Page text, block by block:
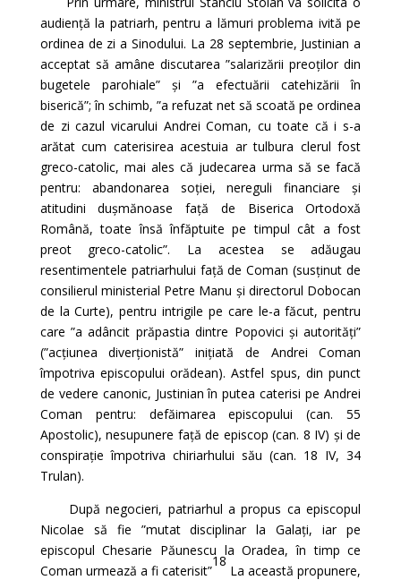
audiență la patriarh, pentru a lămuri problema ivită pe
ordinea de zi a Sinodului. La 28 septembrie, Justinian a
acceptat să amâne discutarea ”salarizării preoților din
bugetele parohiale” și ”a efectuării catehizării în
biserică”; în schimb, ”a refuzat net să scoată pe ordinea
de zi cazul vicarului Andrei Coman, cu toate că i s-a
arătat cum caterisirea acestuia ar tulbura clerul fost
greco-catolic, mai ales că judecarea urma să se facă
pentru: abandonarea soției, nereguli financiare și
atitudini dușmănoase față de Biserica Ortodoxă
Română, toate însă înfăptuite pe timpul cât a fost
preot greco-catolic”. La acestea se adăugau
resentimentele patriarhului față de Coman (susținut de
consilierul ministerial Petre Manu și directorul Dobocan
de la Curte), pentru intrigile pe care le-a făcut, pentru
care ”a adâncit prăpastia dintre Popovici și autorități”
(”acțiunea diverționistă” inițiată de Andrei Coman
împotriva episcopului orădean). Astfel spus, din punct
de vedere canonic, Justinian în putea caterisi pe Andrei
Coman pentru: defăimarea episcopului (can. 55
Apostolic), nesupunere față de episcop (can. 8 IV) și de
conspirație împotriva chiriarhului său (can. 18 IV, 34
Trulan).
După negocieri, patriarhul a propus ca episcopul
Nicolae să fie ”mutat disciplinar la Galați, iar pe
episcopul Chesarie Păunescu la Oradea, în timp ce
Coman urmează a fi caterisit”
18
La această propunere,